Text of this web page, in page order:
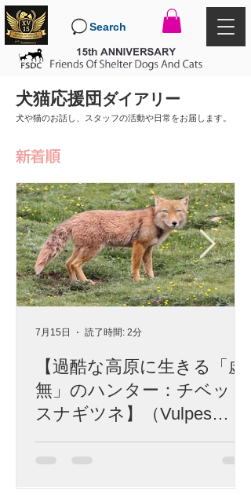
Search
犬猫応援団 ダイアリー
犬や猫のお話し、スタッフの活動や日常をお届します。
新着順
【過酷な高原に生きる「虚
無」のハンター：チベット
スナギツネ】（Vulpes
ferrilata）
標高4,500メートル。 富士山の山頂を遥かに
7月15日 読了時間: 2分